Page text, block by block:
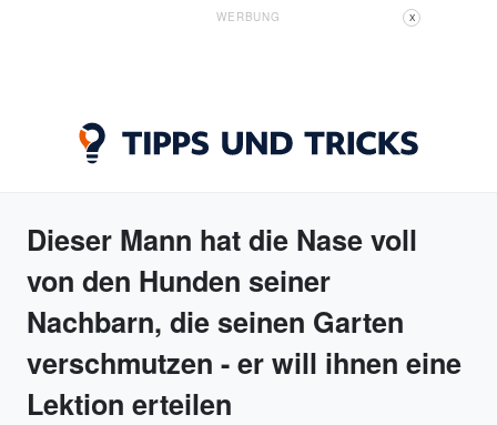
WERBUNG X
Dieser Mann hat die Nase voll
von den Hunden seiner
Nachbarn, die seinen Garten
verschmutzen - er will ihnen eine
Lektion erteilen